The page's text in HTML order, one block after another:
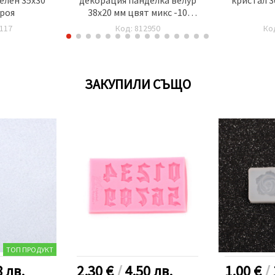
38x20 мм цвят микс -10
броя
Код: 812950
ЗАКУПИЛИ СЪЩО
ТОП ПРОДУКТ
лв. 2.30 €/4.50лв. 1.00 €/